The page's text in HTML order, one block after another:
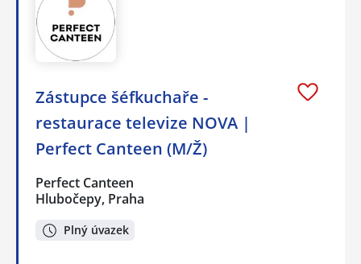
Zástupce šéfkuchaře -
restaurace televize NOVA |
Perfect Canteen (M/Ž)
Perfect Canteen
Hlubočepy, Praha
Plný úvazek